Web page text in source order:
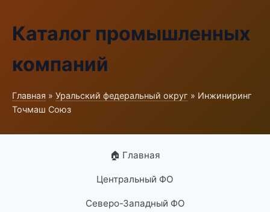
Каталог промышленных
компаний
Главная » Уральский федеральный округ » Инжиниринг
Точмаш Союз
🏠 Главная
Центральный ФО
Северо-Западный ФО